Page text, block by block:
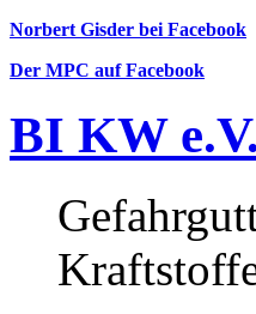
Norbert Gisder bei Facebook
Der MPC auf Facebook
BI KW e.V.